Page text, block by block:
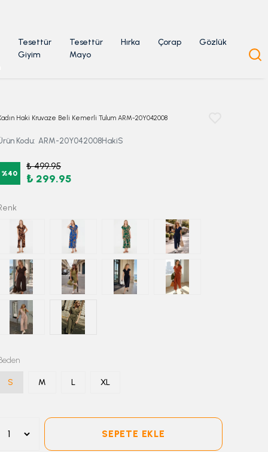
Tesettür
Giyim
Tesettür
Mayo
Hırka Çorap Gözlük
Haki Kruvaze Beli Kemerli Tulum ARM-20Y042008
Kodu: ARM-20Y042008HakiS
%40
₺ 499.95
₺ 299.95
S M L XL
SEPETE EKLE